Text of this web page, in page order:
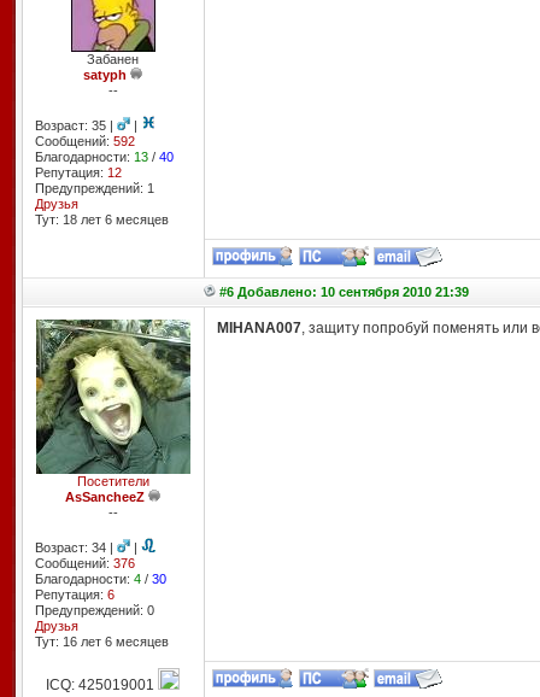
Забанен
satyph
--
Возраст: 35 |
|
Сообщений: 592
Благодарности: 13/ 40
Репутация: 12
Предупреждений: 1
Друзья
Тут: 18 лет 6 месяцев
#6 Добавлено: 10 сентября 2010 21:39
Посетители
AsSancheeZ
--
Возраст: 34 |
|
Сообщений: 376
Благодарности: 4/ 30
Репутация: 6
Предупреждений: 0
Друзья
Тут: 16 лет 6 месяцев
MIHANA007, защиту попробуй поменять или
ICQ: 425019001